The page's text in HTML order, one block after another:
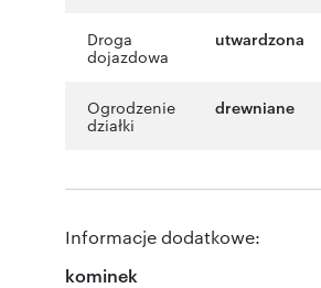
Droga
dojazdowa
utwardzona
Ogrodzenie
działki
drewniane
Informacje dodatkowe:
kominek